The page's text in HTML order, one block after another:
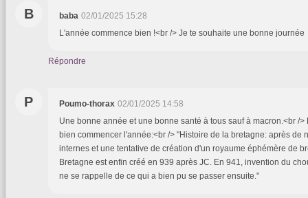
B baba 02/01/2025 15:28
L'année commence bien !<br /> Je te souhaite une bonne journée
Répondre
P Poumo-thorax 02/01/2025 14:58
Une bonne année et une bonne santé à tous sauf à macron.<br /
bien commencer l'année:<br /> "Histoire de la bretagne: après de
internes et une tentative de création d'un royaume éphémère de
Bretagne est enfin créé en 939 après JC. En 941, invention du
ne se rappelle de ce qui a bien pu se passer ensuite."